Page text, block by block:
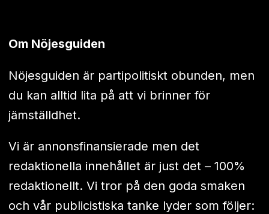
Om Nöjesguiden
Nöjesguiden är partipolitiskt obunden, men
du kan alltid lita på att vi brinner för
jämställdhet.
Vi är annonsfinansierade men det
redaktionella innehållet är just det – 100%
redaktionellt. Vi tror på den goda smaken
och vår publicistiska tanke lyder som följer: